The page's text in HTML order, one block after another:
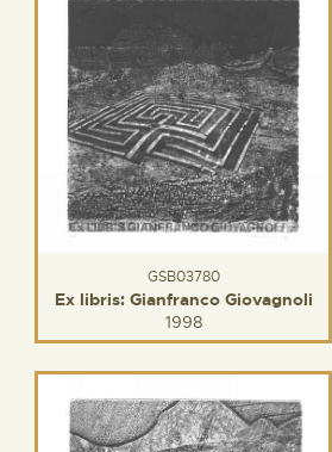
GSB03780
Ex libris: Gianfranco Giovagnoli
1998